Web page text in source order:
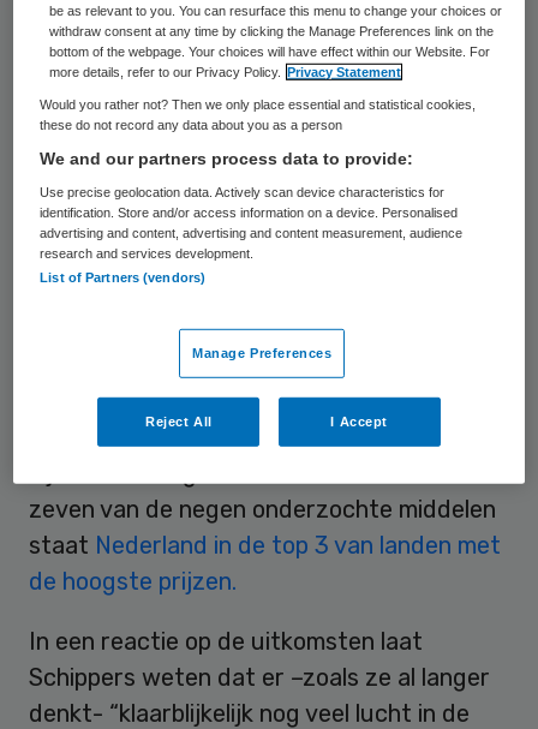
geneesmiddelen binnen Europa. Hieruit
blijkt dat de prijzen sterk uiteen lopen,
zonder dat hier een duidelijke verklaring
voor bestaat.
De prijsverschillen blijken vooral in de
kortingen te zitten die de farmaceuten
zorgaanbieders geven. Deze
kortingspercentages lopen per land uiteen
van enkele procenten tot meer dan 50
procent. Voor sommige middelen zijn
verschillen gevonden die tot 58 procent van
de hoogste prijs belopen. Nederland komt er
zeven van de negen onderzochte middelen
staat Nederland in de top 3 van landen met
de hoogste prijzen.
In een reactie op de uitkomsten laat
Schippers weten dat er –zoals ze al langer
denkt- “klaarblijkelijk nog veel lucht in de
be as relevant to you. You can resurface this menu to change your choices or
withdraw consent at any time by clicking the Manage Preferences link on the
bottom of the webpage. Your choices will have effect within our Website. For
more details, refer to our Privacy Policy.
Privacy Statement
Would you rather not? Then we only place essential and statistical cookies,
these do not record any data about you as a person
We and our partners process data to provide:
Use precise geolocation data. Actively scan device characteristics for
identification. Store and/or access information on a device. Personalised
advertising and content, advertising and content measurement, audience
research and services development.
List of Partners (vendors)
Manage Preferences
Reject All I Accept